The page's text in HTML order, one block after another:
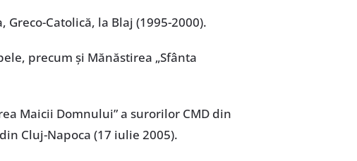
Catolică, la Blaj (1995-2000).
precum și Mănăstirea „Sfânta
Maicii Domnului” a surorilor CMD din
Cluj-Napoca (17 iulie 2005).